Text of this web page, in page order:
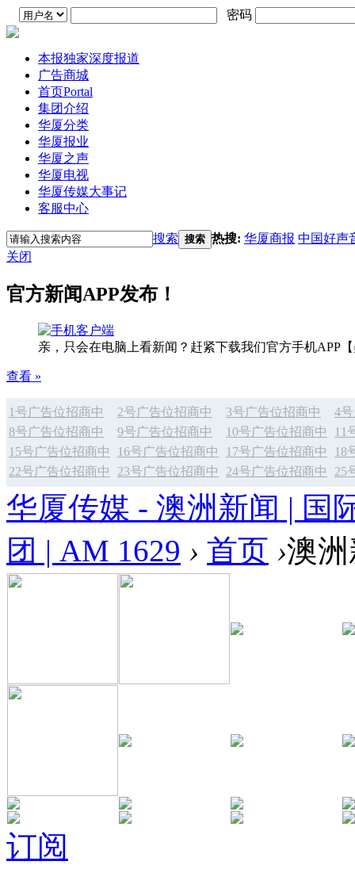
密码
本报独家深度报道
广告商城
首页Portal
集团介绍
华厦分类
华厦报业
华厦之声
华厦电视
华厦传媒大事记
客服中心
搜索 搜索 热搜: 华厦商报 中国好声
关闭
官方新闻APP发布！
亲，只会在电脑上看新闻？赶紧下载我们官方手机APP
查看 »
1号广告位招商中 2号广告位招商中 3号广告位招商中
4
8号广告位招商中
9号广告位招商中 10号广告位招商中
11
15号广告位招商中
16号广告位招商中 17号广告位招商中
18
22号广告位招商中
23号广告位招商中 24号广告位招商中 25
华厦传媒 - 澳洲新闻 | 国
团 | AM 1629 › 首页 ›澳
订阅